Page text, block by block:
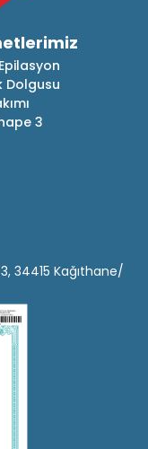
Dolgusu
3
34415 Kağıthane/